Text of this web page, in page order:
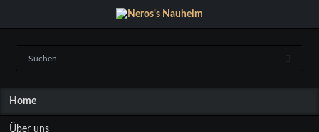
Home
Über uns